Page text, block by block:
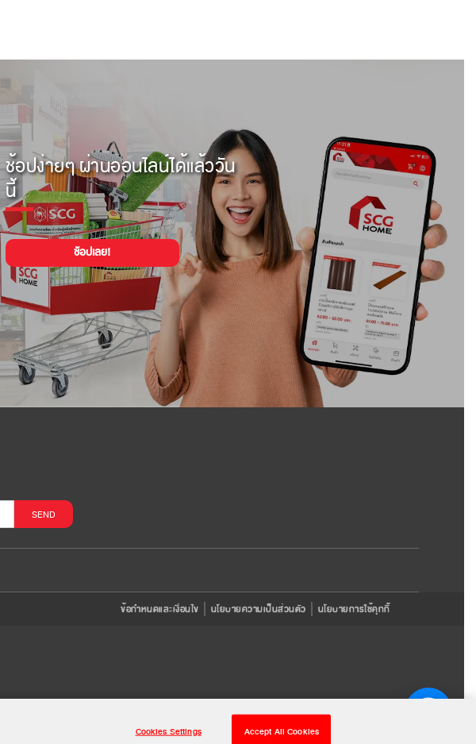
ช้อปง่ายๆ ผ่านออนไลน์ได้แล้ววัน
นี้
ช้อปเลย!
SEND
ข้อกำหนดและเงื่อนไข นโยบายความเป็นส่วนตัว นโยบายการใช้คุกกี้
Cookies Settings Accept All Cookies